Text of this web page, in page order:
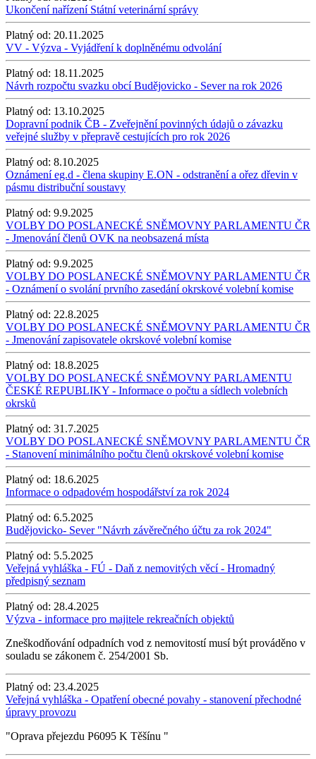
Ukončení nařízení Státní veterinární správy
Platný od: 20.11.2025
VV - Výzva - Vyjádření k doplněnému odvolání
Platný od: 18.11.2025
Návrh rozpočtu svazku obcí Budějovicko - Sever na rok 2026
Platný od: 13.10.2025
Dopravní podnik ČB - Zveřejnění povinných údajů o závazku
veřejné služby v přepravě cestujících pro rok 2026
Platný od: 8.10.2025
Oznámení eg.d - člena skupiny E.ON - odstranění a ořez dřevin v
pásmu distribuční soustavy
Platný od: 9.9.2025
VOLBY DO POSLANECKÉ SNĚMOVNY PARLAMENTU ČR
- Jmenování členů OVK na neobsazená místa
Platný od: 9.9.2025
VOLBY DO POSLANECKÉ SNĚMOVNY PARLAMENTU ČR
- Oznámení o svolání prvního zasedání okrskové volební komise
Platný od: 22.8.2025
VOLBY DO POSLANECKÉ SNĚMOVNY PARLAMENTU ČR
- Jmenování zapisovatele okrskové volební komise
Platný od: 18.8.2025
VOLBY DO POSLANECKÉ SNĚMOVNY PARLAMENTU
ČESKÉ REPUBLIKY - Informace o počtu a sídlech volebních
okrsků
Platný od: 31.7.2025
VOLBY DO POSLANECKÉ SNĚMOVNY PARLAMENTU ČR
- Stanovení minimálního počtu členů okrskové volební komise
Platný od: 18.6.2025
Informace o odpadovém hospodářství za rok 2024
Platný od: 6.5.2025
Budějovicko- Sever "Návrh závěrečného účtu za rok 2024"
Platný od: 5.5.2025
Veřejná vyhláška - FÚ - Daň z nemovitých věcí - Hromadný
předpisný seznam
Platný od: 28.4.2025
Výzva - informace pro majitele rekreačních objektů
Zneškodňování odpadních vod z nemovitostí musí být prováděno v
souladu se zákonem č. 254/2001 Sb.
Platný od: 23.4.2025
Veřejná vyhláška - Opatření obecné povahy - stanovení přechodné
úpravy provozu
"Oprava přejezdu P6095 K Těšínu "